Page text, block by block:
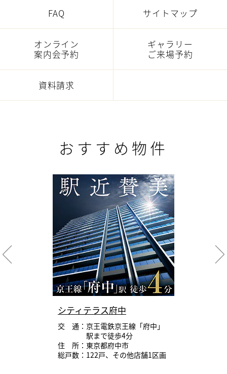
FAQ サイトマップ
オンライン
案内会予約
ギャラリー
ご来場予約
資料請求
おすすめ物件
シティテラス府中
交 通：京王電鉄京王線「府中」
駅まで徒歩4分
住 所：東京都府中市
総戸数：122戸、その他店舗1区画